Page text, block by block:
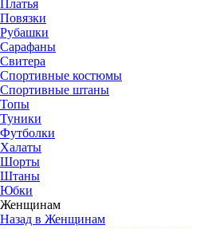
Платья
Повязки
Рубашки
Сарафаны
Свитера
Спортивные костюмы
Спортивные штаны
Топы
Туники
Футболки
Халаты
Шорты
Штаны
Юбки
Женщинам
Назад в Женщинам